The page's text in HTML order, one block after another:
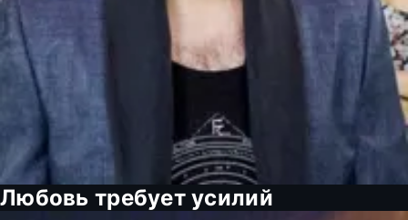
Любовь требует усилий